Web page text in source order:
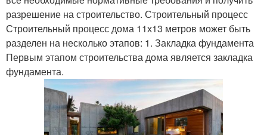
разрешение на строительство. Строительный процесс
Строительный процесс дома 11х13 метров может быть
разделен на несколько этапов: 1. Закладка фундамента
Первым этапом строительства дома является закладка
фундамента.